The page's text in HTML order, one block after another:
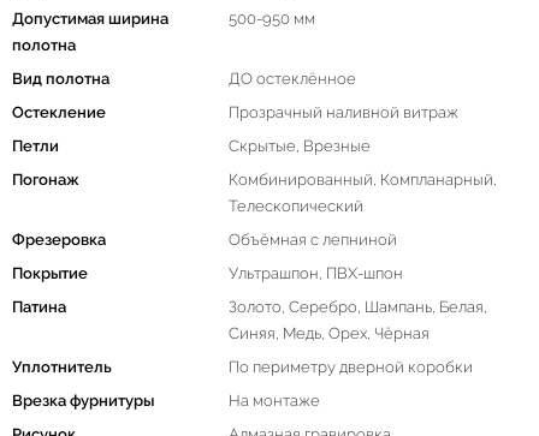
Допустимая ширина
полотна
500-950 мм
Вид полотна
ДО остеклённое
Остекление
Прозрачный наливной витраж
Петли
Скрытые, Врезные
Погонаж
Комбинированный, Компланарный,
Телескопический
Фрезеровка
Объёмная с лепниной
Покрытие
Ультрашпон, ПВХ-шпон
Патина
Золото, Серебро, Шампань, Белая,
Синяя, Медь, Орех, Чёрная
Уплотнитель
По периметру дверной коробки
Врезка фурнитуры
На монтаже